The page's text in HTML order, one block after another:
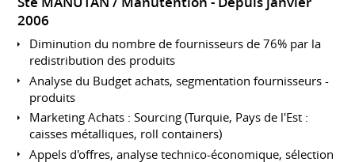
2006
Diminution du nombre de fournisseurs de 76% par la
redistribution des produits
Analyse du Budget achats, segmentation fournisseurs -
produits
Marketing Achats : Sourcing (Turquie, Pays de l'Est :
caisses métalliques, roll containers)
Appels d'offres, analyse technico-économique, sélection